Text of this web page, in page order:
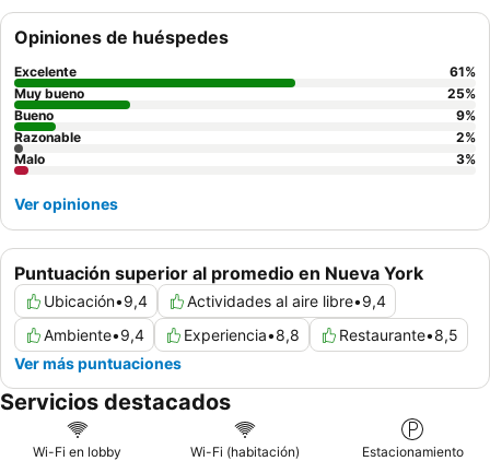
amable y servicial, y la pizza y los cócteles del hotel tienen muy
buena acogida. Para una estancia más tranquila, los huéspedes
deben solicitar una habitación con vistas al jardín.
Puntuación superior al promedio en Nueva York
Ubicación•9,4 Actividades al aire libre•9,4
Ambiente•9,4 Experiencia•8,8 Restaurante•8,5
Ver más puntuaciones
Opiniones de huéspedes
Excelente 61%
Muy bueno
25%
Bueno
9%
Razonable
2%
Malo
3%
Ver opiniones
Servicios destacados
Wi-Fi en lobby Wi-Fi (habitación) Estacionamiento